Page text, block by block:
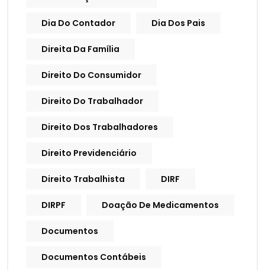
Dia Do Contador Dia Dos Pais
Direita Da Família
Direito Do Consumidor
Direito Do Trabalhador
Direito Dos Trabalhadores
Direito Previdenciário
Direito Trabalhista DIRF
DIRPF Doação De Medicamentos
Documentos
Documentos Contábeis